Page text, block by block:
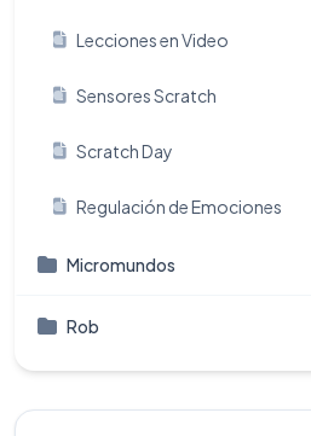
Lecciones en Video
Sensores Scratch
Scratch Day
Regulación de Emociones
Micromundos
Rob